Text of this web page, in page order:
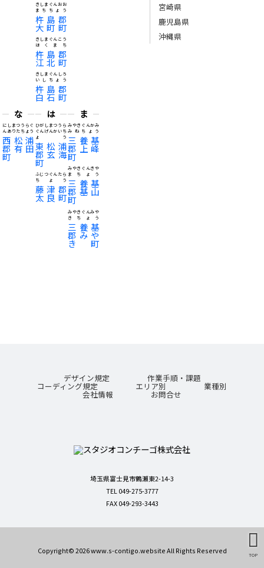
杵島郡
大町町
きしまぐんおお
まちちょう
杵島郡
江北町
きしまぐんこう
ほくまち
杵島郡
白石町
きしまぐんしろ
いしちょう
な
西松浦
郡有田
町
にしまつうらぐ
んありたちょう
は
東松浦
郡玄海
町
ひがしまつうら
ぐんげんかいち
ょう
藤津郡
太良町
ふじつぐんたら
ちょう
ま
三養基
郡上峰
町
みやきぐんかみ
みねちょう
三養基
郡基山
町
みやきぐんきや
まちょう
三養基
郡みや
き町
みやきぐんみや
きちょう
宮崎県
鹿児島県
沖縄県
TOP
デザイン規定 作業手順・課題
コーディング規定 エリア別 業種別
会社情報 お問合せ
埼玉県富士見市鶴瀬東2-14-3
TEL 049-275-3777
FAX 049-293-3443
Copyright© 2026 www.s-contigo.website All Rights Reserved